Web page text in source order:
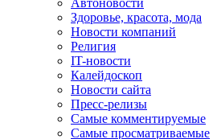
Автоновости
Здоровье, красота, мода
Новости компаний
Религия
IT-новости
Калейдоскоп
Новости сайта
Пресс-релизы
Самые комментируемые
Самые просматриваемые